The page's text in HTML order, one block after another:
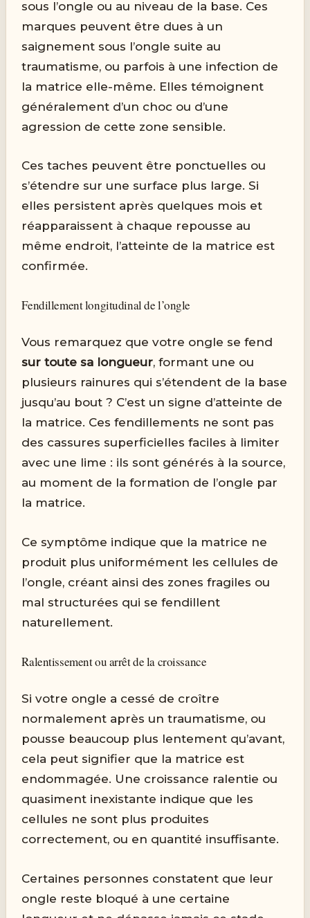
sous l’ongle ou au niveau de la base. Ces
marques peuvent être dues à un
saignement sous l’ongle suite au
traumatisme, ou parfois à une infection de
la matrice elle-même. Elles témoignent
généralement d’un choc ou d’une
agression de cette zone sensible.
Ces taches peuvent être ponctuelles ou
s’étendre sur une surface plus large. Si
elles persistent après quelques mois et
réapparaissent à chaque repousse au
même endroit, l’atteinte de la matrice est
confirmée.
Fendillement longitudinal de l’ongle
Vous remarquez que votre ongle se fend
sur toute sa longueur, formant une ou
plusieurs rainures qui s’étendent de la base
jusqu’au bout ? C’est un signe d’atteinte de
la matrice. Ces fendillements ne sont pas
des cassures superficielles faciles à limiter
avec une lime : ils sont générés à la source,
au moment de la formation de l’ongle par
la matrice.
Ce symptôme indique que la matrice ne
produit plus uniformément les cellules de
l’ongle, créant ainsi des zones fragiles ou
mal structurées qui se fendillent
naturellement.
Ralentissement ou arrêt de la croissance
Si votre ongle a cessé de croître
normalement après un traumatisme, ou
pousse beaucoup plus lentement qu’avant,
cela peut signifier que la matrice est
endommagée. Une croissance ralentie ou
quasiment inexistante indique que les
cellules ne sont plus produites
correctement, ou en quantité insuffisante.
Certaines personnes constatent que leur
ongle reste bloqué à une certaine